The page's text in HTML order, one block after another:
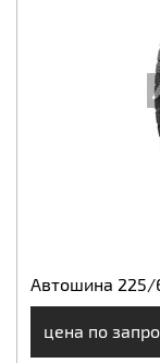
Автошина 225/
цена по